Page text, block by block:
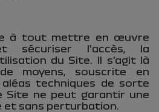
à tout mettre en œuvre
sécuriser l'accès, la
du Site. Il s’agit là
moyens, souscrite en
techniques de sorte
Site ne peut garantir une
et sans perturbation.